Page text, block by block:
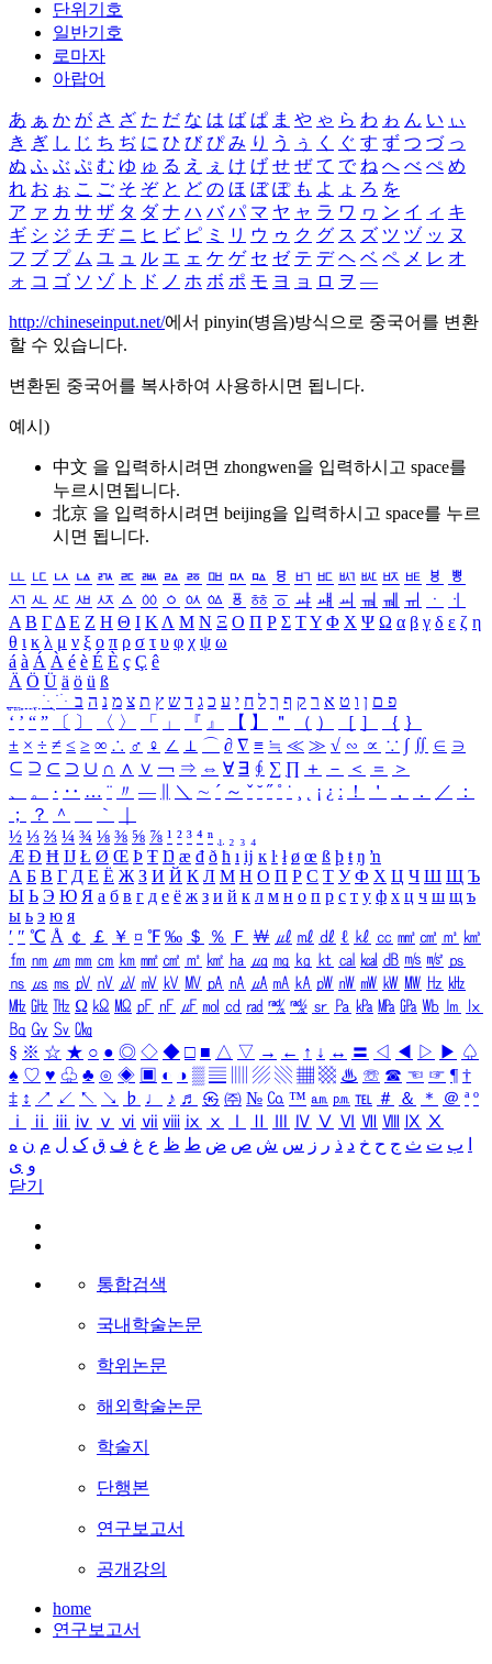
단위기호
일반기호
로마자
아랍어
あ ぁ か が さ ざ た だ な は ば ぱ ま や ゃ ら わ ゎ ん い ぃ
き ぎ し じ ち ぢ に ひ び ぴ み り う ぅ く ぐ す ず つ づ っ
ぬ ふ ぶ ぷ む ゆ ゅ る え ぇ け げ せ ぜ て で ね へ べ ぺ め
れ お ぉ こ ご そ ぞ と ど の ほ ぼ ぽ も よ ょ ろ を
ア ァ カ サ ザ タ ダ ナ ハ バ パ マ ヤ ャ ラ ワ ヮ ン イ ィ キ
ギ シ ジ チ ヂ ニ ヒ ビ ピ ミ リ ウ ゥ ク グ ス ズ ツ ヅ ッ ヌ
フ ブ プ ム ユ ュ ル エ ェ ケ ゲ セ ゼ テ デ ヘ ベ ペ メ レ オ
ォ コ ゴ ソ ゾ ト ド ノ ホ ボ ポ モ ヨ ョ ロ ヲ ―
http://chineseinput.net/에서 pinyin(병음)방식으로 중국어를 변환
할 수 있습니다.
변환된 중국어를 복사하여 사용하시면 됩니다.
예시)
中文 을 입력하시려면 zhongwen을 입력하시고 space를
누르시면됩니다.
北京 을 입력하시려면 beijing을 입력하시고 space를 누르
시면 됩니다.
ㅥ ㅦ ㅧ ㅨ ㅩ ㅪ ㅫ ㅬ ㅭ ㅮ ㅯ ㅰ ㅱ ㅲ ㅳ ㅴ ㅵ ㅶ ㅷ ㅸ
ㅹ
ㅺ ㅻ ㅼ ㅽ ㅾ ㅿ ㆀ ㆁ ㆂ ㆃ ㆄ ㆅ ㆆ ㆇ ㆈ ㆉ ㆊ ㆋ ㆌ ㆍ
ㆎ
Α Β ΓΔ Ε Ζ Η Θ Ι ΚΛ Μ Ν Ξ Ο Π Ρ Σ ΤΥ Φ Χ Ψ Ω α β γ δ ε ζ η
θ ι κ λ μ ν ξ ο π ρ σ τ υ φ χ ψ ω
á à Á À é è É È ç Ç ê
Ä Ö Ü ä ö ü ß
ִֶֹ ֻּ ׁׂ פ ם ן ו ט א ר ק ף ך ל ח י ע כ ג ד ש ץ ת צ מ נ ה ב
‘ ’ “ ” 〔 〕 〈 〉 「 」 『 』 【 】 ＂ （ ） ［ ］ ｛ ｝
± × ÷ ≠ ≤ ≥ ∞ ∴ ♂ ♀ ∠ ⊥ ⌒ ∂ ∇ ≡ ≒ ≪ ≫ √ ∽ ∝ ∵ ∫ ∬ ∈ ∋
⊆ ⊇ ⊂ ⊃ ∪ ∩ ∧ ∨ ￢ ⇒ ⇔ ∀ ∃ ∮ ∑ ∏ ＋ － ＜ ＝
＞
、
。 · ‥ … ¨ 〃 ― ＼ ∼ ´ ～ ˇ ˘ ˝ ˚ ˙ ¸ ¡ ¿ ː ！ ＇ ， ． ／
：
；
？ ＾ ｀
½ ⅓ ⅔ ¼ ¾ ⅛ ⅜ ⅝ ⅞ ¹ ² ³ ⁴ ⁿ ₁ ₂ ₃ ₄
Æ Ð Ħ Ĳ Ł Ø Œ Þ Ŧ Ŋ æ đ ð ħ ı ĳ ĸ ŀ ł ø œ ß þ ŧ ŋ ŉ
А Б В Г Д Е Ё Ж З И Й К Л М Н О П Р С Т У Ф Х Ц Ч Ш Щ Ъ
Ы Ь Э Ю Я а б в г д е ё ж з и й к л м н о п р с т у ф х ц ч ш щ ъ
ы ь э ю я
′ ″ ℃ Å ￠ ￡ ￥ ¤ ℉ ‰ ＄ ％ Ｆ ￦ ㎕ ㎖ ㎗ ℓ ㎘ ㏄ ㎣ ㎤ ㎥ ㎦
㎙ ㎚ ㎛ ㎜ ㎝ ㎞ ㎟ ㎠ ㎡ ㎢ ㏊ ㎍ ㎎ ㎏ ㏏ ㎈ ㎉ ㏈ ㎧ ㎨ ㎰
㎱ ㎲ ㎳ ㎴ ㎵ ㎶ ㎷ ㎸ ㎹ ㎀ ㎁ ㎂ ㎃ ㎄ ㎺ ㎻ ㎽ ㎾ ㎿ ㎐ ㎑
㎒ ㎓ ㎔ Ω ㏀ ㏁ ㎊ ㎋ ㎌ ㏖ ㏅ ㎭ ㎮ ㎯ ㏛ ㎩ ㎪ ㎫ ㎬ ㏝ ㏐
㏓
㏃ ㏉ ㏜ ㏆
§ ※ ☆ ★ ○ ● ◎ ◇ ◆ □ ■ △ ▽ → ← ↑ ↓ ↔ 〓 ◁ ◀ ▷ ▶ ♤
♠ ♡ ♥ ♧ ♣ ⊙ ◈ ▣ ◐ ◑ ▒ ▤ ▨ ▧ ▦ ▩ ♨ ☏ ☎ ☜ ☞ ¶ †
‡ ↕ ↗ ↙ ↖ ↘ ♭ ♩ ♪ ♬ ㉿ ㈜ № ㏇ ™ ㏂ ㏘ ℡ ＃ ＆ ＊ ＠ ª º
ⅰ
ⅱ ⅲ ⅳ ⅴ ⅵ ⅶ ⅷ ⅸ ⅹ Ⅳ Ⅴ Ⅵ Ⅶ Ⅷ Ⅸ Ⅹ
ب ت ث ج ح خ د ذ ر ز س ش ص ض ط ظ ع غ ف ق ک ل م ن ه
و ی
닫기
통합검색
국내학술논문
학위논문
해외학술논문
학술지
단행본
연구보고서
공개강의
home
연구보고서